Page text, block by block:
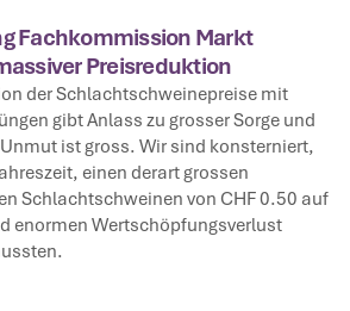
Fachkommission Markt
Preisreduktion
der Schlachtschweinepreise mit
gibt Anlass zu grosser Sorge und
ist gross. Wir sind konsterniert,
einen derart grossen
Schlachtschweinen von CHF 0.50 auf
enormen Wertschöpfungsverlust